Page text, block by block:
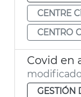
CENTRE
CENTRO
Covid en
GESTIÓN